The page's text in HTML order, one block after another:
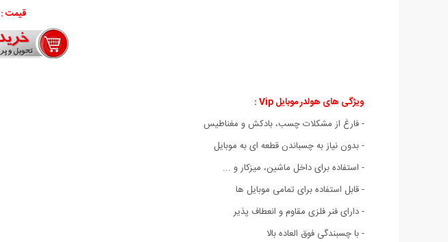
قیمت :
ویژگی های هولدر موبایل Vip :
- فارغ از مشکلات چسب، بادکش و مغناطیس
- بدون نیاز به چسباندن قطعه ای به موبایل
- استفاده برای داخل ماشین، میزکار و ...
- قابل استفاده برای تمامی موبایل ها
- دارای فنر فلزی مقاوم و انعطاف پذیر
- با چسبندگی فوق العاده بالا